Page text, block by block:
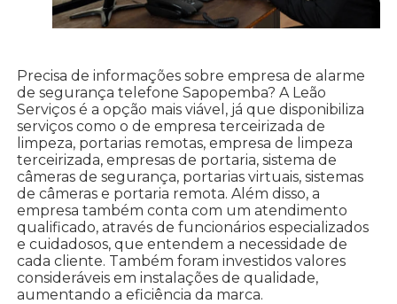
Precisa de informações sobre empresa de alarme
de segurança telefone Sapopemba? A Leão
Serviços é a opção mais viável, já que disponibiliza
serviços como o de empresa terceirizada de
limpeza, portarias remotas, empresa de limpeza
terceirizada, empresas de portaria, sistema de
câmeras de segurança, portarias virtuais, sistemas
de câmeras e portaria remota. Além disso, a
empresa também conta com um atendimento
qualificado, através de funcionários especializados
e cuidadosos, que entendem a necessidade de
cada cliente. Também foram investidos valores
consideráveis em instalações de qualidade,
aumentando a eficiência da marca.